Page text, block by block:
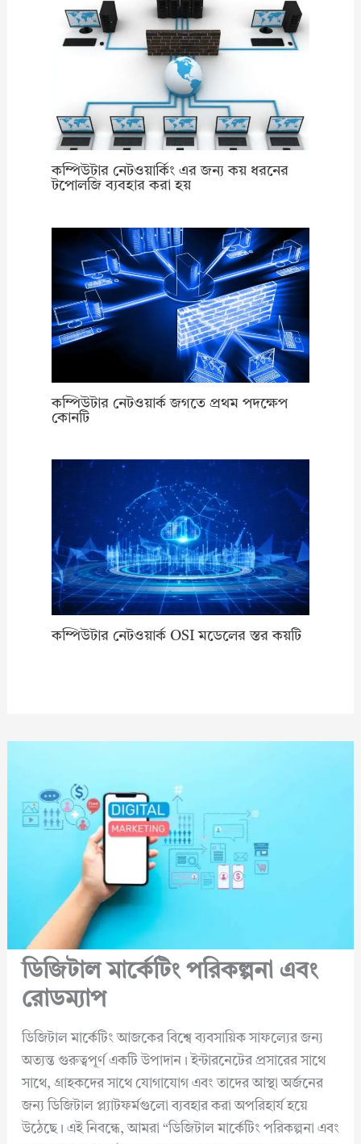
কম্পিউটার নেটওয়ার্কিং এর জন্য কয় ধরনের
টপোলজি ব্যবহার করা হয়
কম্পিউটার নেটওয়ার্ক জগতে প্রথম পদক্ষেপ
কোনটি
কম্পিউটার নেটওয়ার্ক OSI মডেলের স্তর কয়টি
ডিজিটাল মার্কেটিং পরিকল্পনা এবং
রোডম্যাপ
ডিজিটাল মার্কেটিং আজকের বিশ্বে ব্যবসায়িক সাফল্যের জন্য
অত্যন্ত গুরুত্বপূর্ণ একটি উপাদান। ইন্টারনেটের প্রসারের সাথে
সাথে, গ্রাহকদের সাথে যোগাযোগ এবং তাদের আস্থা অর্জনের
জন্য ডিজিটাল প্ল্যাটফর্মগুলো ব্যবহার করা অপরিহার্য হয়ে
উঠেছে। এই নিবন্ধে, আমরা “ডিজিটাল মার্কেটিং পরিকল্পনা এবং